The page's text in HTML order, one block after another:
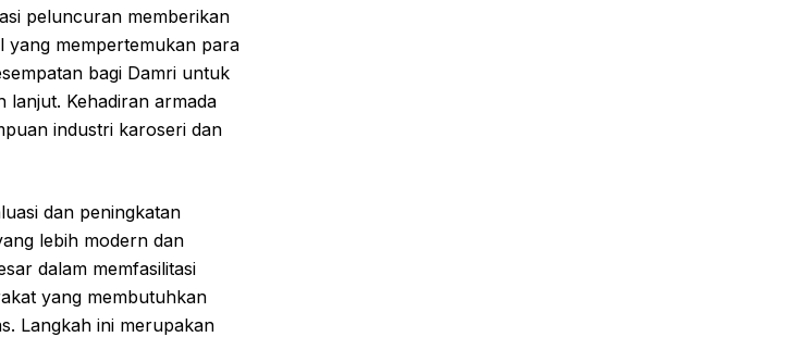
peluncuran memberikan
yang mempertemukan para
bagi Damri untuk
lanjut. Kehadiran armada
industri karoseri dan
dan peningkatan
lebih modern dan
dalam memfasilitasi
yang membutuhkan
Langkah ini merupakan